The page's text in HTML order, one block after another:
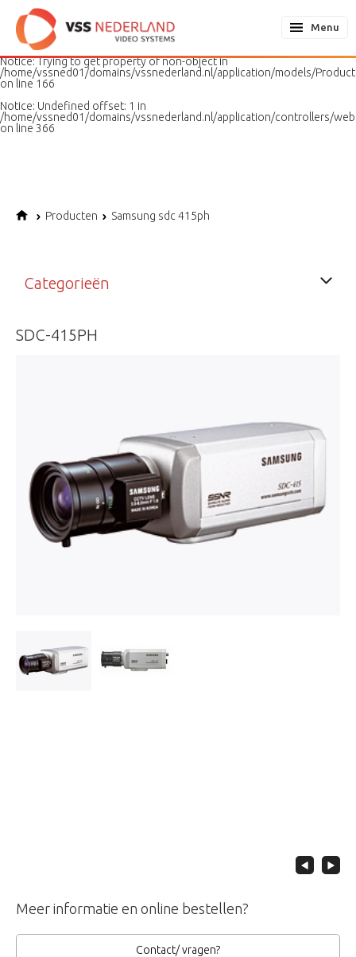
Notice: Undefined variable: page in
/home/vssned01/domains/vssnederland.nl/application/models/
on line
187
Notice: Trying to get property of non-object in
/home/vssned01/domains/vssnederland.nl/application/models/
on line 166
Notice: Undefined offset: 1 in
/home/vssned01/domains/vssnederland.nl/application/controllers/
on line 366
Menu
Producten Samsung sdc 415ph
Categorieën
SDC-415PH
Meer informatie en online bestellen?
Contact/ vragen?